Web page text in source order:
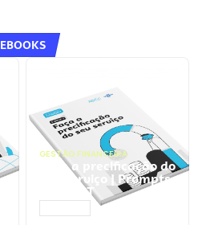
EBOOKS
GESTÃO FINANCEIRA
Faça a precificação do
seu serviço | Prompts
ChatGPT